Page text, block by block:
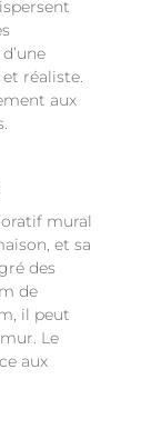
réaliste.
aux
mural
et sa
des
de
il peut
Le
aux